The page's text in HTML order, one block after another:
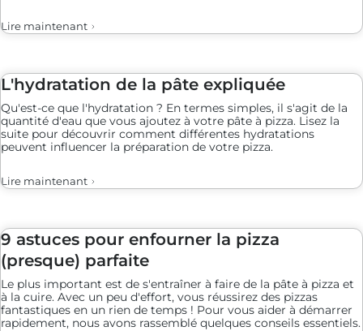
Lire maintenant
L'hydratation de la pâte expliquée
Qu'est-ce que l'hydratation ? En termes simples, il s'agit de la
quantité d'eau que vous ajoutez à votre pâte à pizza. Lisez la
suite pour découvrir comment différentes hydratations
peuvent influencer la préparation de votre pizza.
Lire maintenant
9 astuces pour enfourner la pizza
(presque) parfaite
Le plus important est de s'entraîner à faire de la pâte à pizza et
à la cuire. Avec un peu d'effort, vous réussirez des pizzas
fantastiques en un rien de temps ! Pour vous aider à démarrer
rapidement, nous avons rassemblé quelques conseils essentiels.